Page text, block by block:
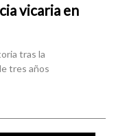
vicaria en
tras la
tres años